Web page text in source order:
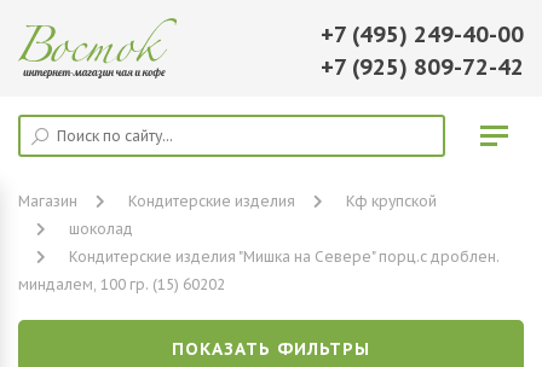
+7 (495) 249-40-00
+7 (925) 809-72-42
Магазин Кондитерские изделия
Кф крупской
шоколад
Кондитерские изделия "Мишка на Севере" порц.с дроблен.
миндалем, 100 гр. (15) 60202
ПОКАЗАТЬ ФИЛЬТРЫ